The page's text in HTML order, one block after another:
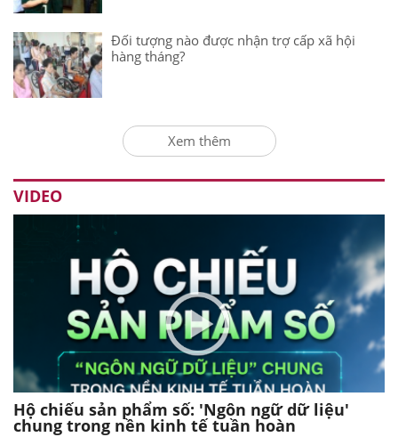
Đối tượng nào được nhận trợ cấp xã hội
hàng tháng?
Xem thêm
VIDEO
Hộ chiếu sản phẩm số: 'Ngôn ngữ dữ liệu'
chung trong nền kinh tế tuần hoàn